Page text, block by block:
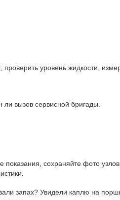
уровень жидкости,
ли вызов сервисной бригады.
сохраняйте фото
запах? Увидели каплю на